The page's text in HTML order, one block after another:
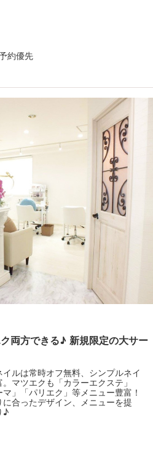
約優先
両方できる♪ 新規限定の大サー
ルは常時オフ無料、シンプルネイ
マツエクも「カラーエクステ」
」「パリエク」等メニュー豊富！
合ったデザイン、メニューを提
♪